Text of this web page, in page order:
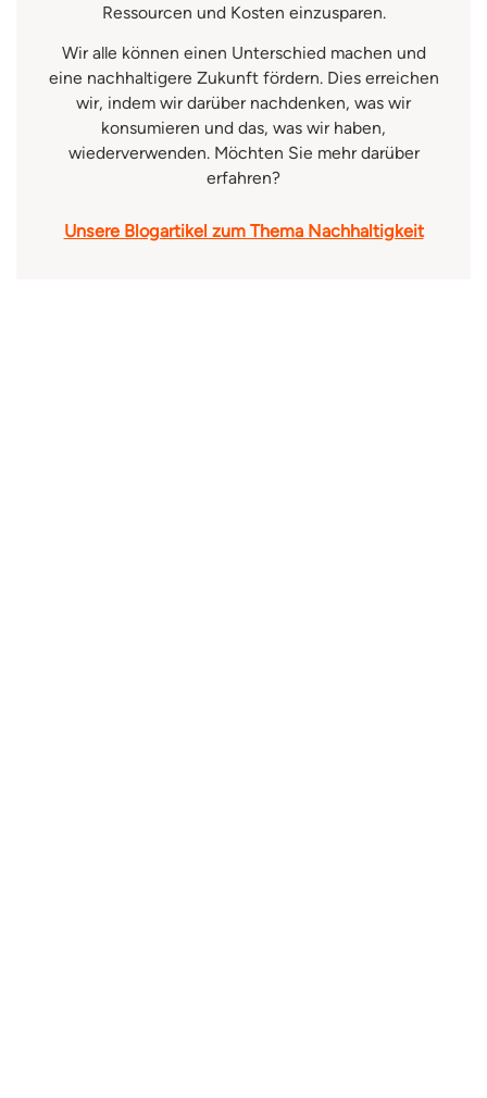
Ressourcen und Kosten einzusparen.
Wir alle können einen Unterschied machen und
eine nachhaltigere Zukunft fördern. Dies erreichen
wir, indem wir darüber nachdenken, was wir
konsumieren und das, was wir haben,
wiederverwenden. Möchten Sie mehr darüber
erfahren?
Unsere Blogartikel zum Thema Nachhaltigkeit